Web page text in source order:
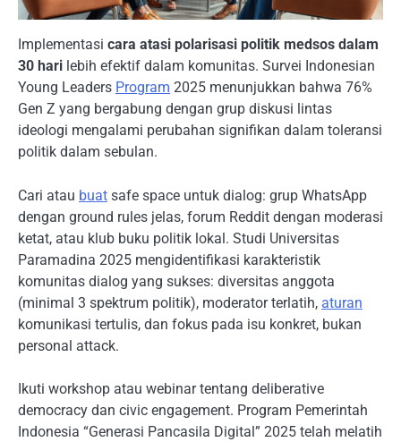
Implementasi cara atasi polarisasi politik medsos dalam
30 hari lebih efektif dalam komunitas. Survei Indonesian
Young Leaders Program 2025 menunjukkan bahwa 76%
Gen Z yang bergabung dengan grup diskusi lintas
ideologi mengalami perubahan signifikan dalam toleransi
politik dalam sebulan.
Cari atau buat safe space untuk dialog: grup WhatsApp
dengan ground rules jelas, forum Reddit dengan moderasi
ketat, atau klub buku politik lokal. Studi Universitas
Paramadina 2025 mengidentifikasi karakteristik
komunitas dialog yang sukses: diversitas anggota
(minimal 3 spektrum politik), moderator terlatih, aturan
komunikasi tertulis, dan fokus pada isu konkret, bukan
personal attack.
Ikuti workshop atau webinar tentang deliberative
democracy dan civic engagement. Program Pemerintah
Indonesia “Generasi Pancasila Digital” 2025 telah melatih